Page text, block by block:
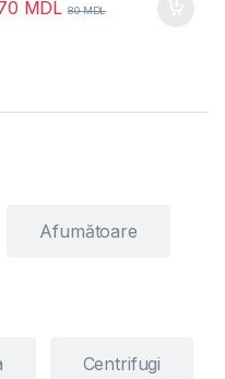
MDL 80MDL
Afumătoare
Centrifugi